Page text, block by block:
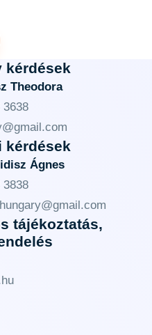
kérdések
Theodora
3638
kérdések
Ágnes
3838
tájékoztatás,